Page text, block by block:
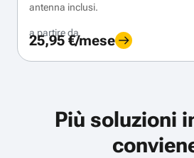
antenna inclusi.
a partire da
25,95 €/mese
Più soluzioni